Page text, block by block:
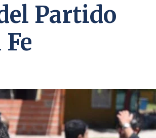
Partido